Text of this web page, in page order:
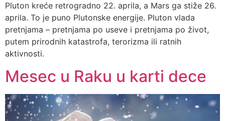
Pluton kreće retrogradno 22. aprila, a Mars ga stiže 26.
aprila. To je puno Plutonske energije. Pluton vlada
pretnjama – pretnjama po useve i pretnjama po život,
putem prirodnih katastrofa, terorizma ili ratnih
aktivnosti.
Mesec u Raku u karti dece